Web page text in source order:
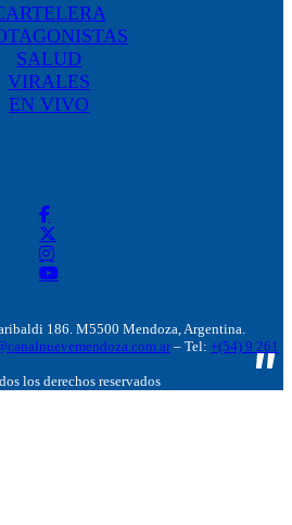
SALUD
VIRALES
EN VIVO
186. M5500 Mendoza, Argentina.
– Tel: +(54) 9 261
los derechos reservados